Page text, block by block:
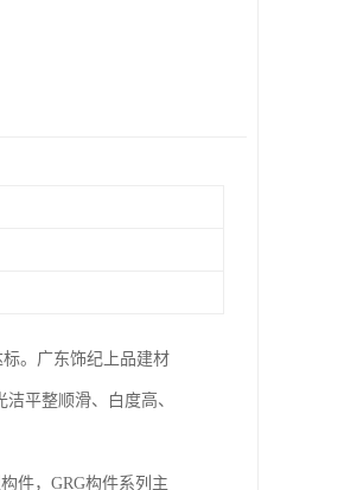
。广东饰纪上品建材
平整顺滑、白度高、
件，GRG构件系列主